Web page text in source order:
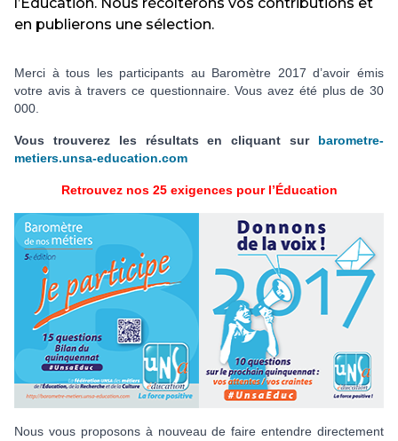
en publierons une sélection.
Merci à tous les participants au Baromètre 2017 d’avoir émis
votre avis à travers ce questionnaire. Vous avez été plus de 30
000.
Vous trouverez les résultats en cliquant sur barometre-
metiers.unsa-education.com
Retrouvez nos 25 exigences pour l’Éducation
Nous vous proposons à nouveau de faire entendre directement